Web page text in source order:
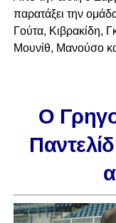
παρατάξει την
Γούτα, Κιβρακίδη,
Μουνίθ, Μανούσο
Ο